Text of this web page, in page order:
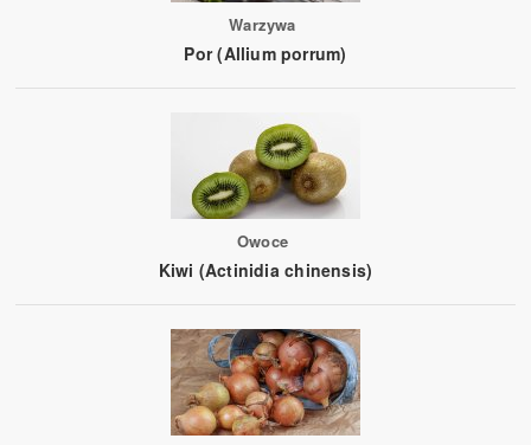
Warzywa
Por (Allium porrum)
Owoce
Kiwi (Actinidia chinensis)